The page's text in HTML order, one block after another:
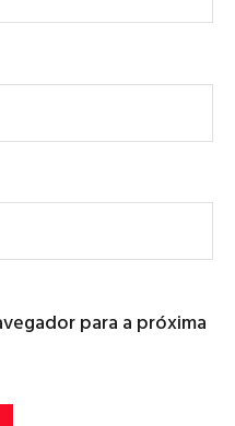
para a próxima